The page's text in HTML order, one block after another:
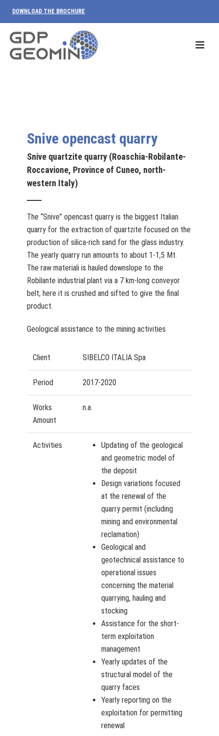
DOWNLOAD THE BROCHURE
Snive opencast quarry
Snive quartzite quarry (Roaschia-Robilante-
Roccavione, Province of Cuneo, north-
western Italy)
The “Snive” opencast quarry is the biggest Italian
quarry for the extraction of quartzite focused on the
production of silica-rich sand for the glass industry.
The yearly quarry run amounts to about 1-1,5 Mt.
The raw materiali is hauled downslope to the
Robilante industrial plant via a 7 km-long conveyor
belt; here it is crushed and sifted to give the final
product.
Geological assistance to the mining activities
Client SIBELCO ITALIA Spa
Period 2017-2020
Works
Amount
n.a.
Activities
Updating of the geological
and geometric model of
the deposit
Design variations focused
at the renewal of the
quarry permit (including
mining and environmental
reclamation)
Geological and
geotechnical assistance to
operational issues
concerning the material
quarrying, hauling and
stocking
Assistance for the short-
term exploitation
management
Yearly updates of the
structural model of the
quarry faces
Yearly reporting on the
exploitation for permitting
renewal